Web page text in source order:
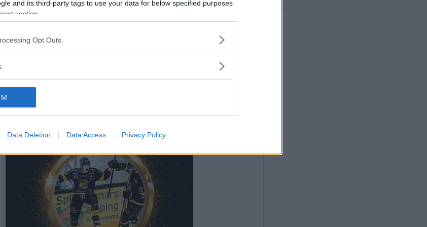
and its third-party tags to use your data for below specified purposes
section.
Opt Outs
Data Deletion Data Access Privacy Policy
simon.henriksson@dagensvimmerby.se
Annons: